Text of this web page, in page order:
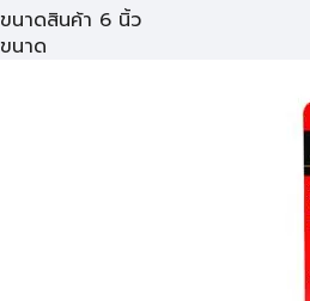
ขนาดสินค้า 6 นิ้ว
ขนาด